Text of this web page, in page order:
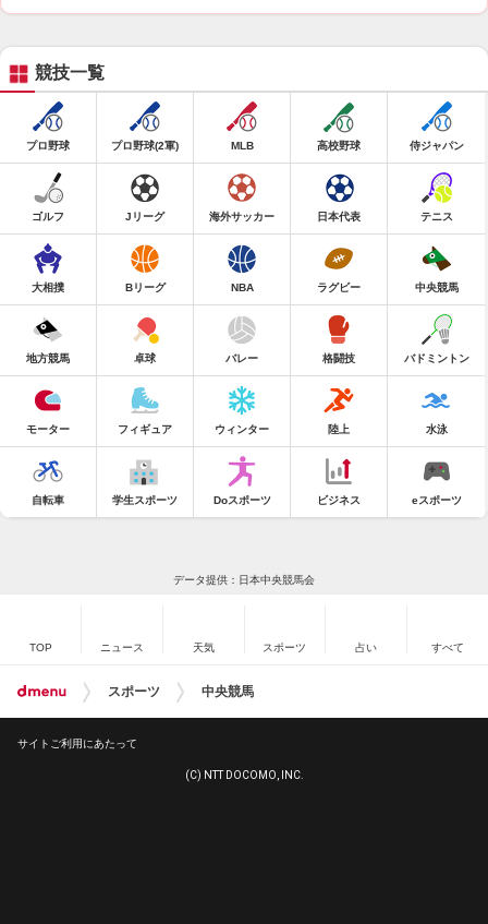
競技一覧
プロ野球 プロ野球(2軍) MLB 高校野球 侍ジャパン
ゴルフ Jリーグ 海外サッカー 日本代表 テニス
大相撲 Bリーグ NBA ラグビー 中央競馬
地方競馬 卓球 バレー 格闘技 バドミントン
モーター フィギュア ウィンター 陸上 水泳
自転車 学生スポーツ Doスポーツ ビジネス eスポーツ
データ提供：日本中央競馬会
TOP ニュース 天気 スポーツ 占い すべて
スポーツ 中央競馬
サイトご利用にあたって
(C) NTT DOCOMO, INC.